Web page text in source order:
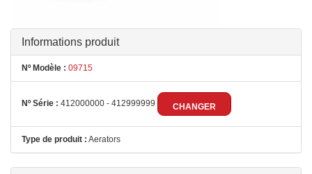
Informations produit
Nº Modèle : 09715
Nº Série : 412000000 - 412999999 CHANGER
Type de produit : Aerators